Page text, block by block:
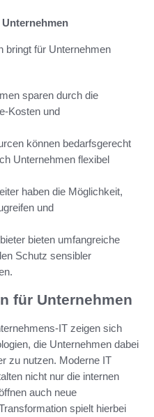
bringt für Unternehmen
sparen durch die
Kosten und
können bedarfsgerecht
Unternehmen flexibel
haben die Möglichkeit,
und
bieten umfangreiche
Schutz sensibler
für Unternehmen
IT zeigen sich
die Unternehmen dabei
zu nutzen. Moderne IT
nicht nur die internen
auch neue
spielt hierbei